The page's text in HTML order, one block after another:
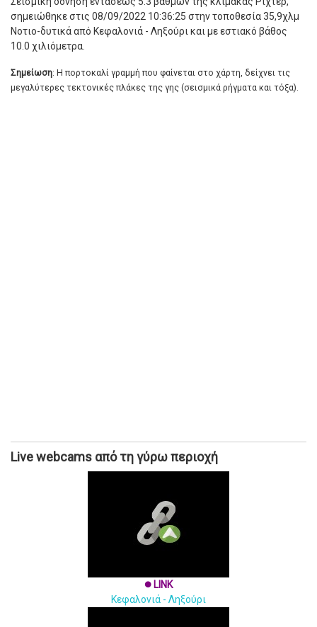
σημειώθηκε στις 08/09/2022 10:36:25 στην τοποθεσία 35,9χλμ
Νοτιο-δυτικά από Κεφαλονιά - Ληξούρι και με εστιακό βάθος
10.0 χιλιόμετρα.
Σημείωση: Η πορτοκαλί γραμμή που φαίνεται στο χάρτη, δείχνει τις
μεγαλύτερες τεκτονικές πλάκες της γης (σεισμικά ρήγματα και τόξα).
Live webcams από τη γύρω περιοχή
brightness_1 LINK
Κεφαλονιά - Ληξούρι